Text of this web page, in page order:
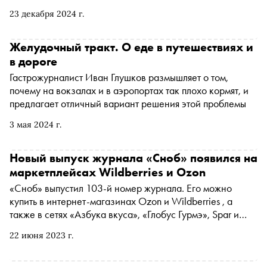
23 декабря 2024 г.
3 мая 2024 г.
Желудочный тракт. О еде в путешествиях и
в дороге
Гастрожурналист Иван Глушков размышляет о том,
почему на вокзалах и в аэропортах так плохо кормят, и
предлагает отличный вариант решения этой проблемы
22 июня 2023 г.
Новый выпуск журнала «Сноб» появился на
маркетплейсах Wildberries и Ozon
«Сноб» выпустил 103-й номер журнала. Его можно
купить в интернет-магазинах Ozon и Wildberries , а
также в сетях «Азбука вкуса», «Глобус Гурмэ», Spar и